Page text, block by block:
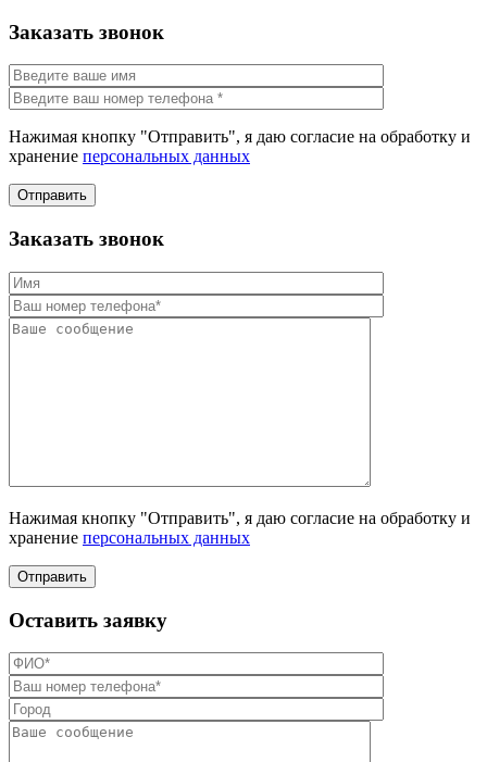
Заказать звонок
Нажимая кнопку "Отправить", я даю согласие на обработку и
хранение персональных данных
Отправить
Заказать звонок
Нажимая кнопку "Отправить", я даю согласие на обработку и
хранение персональных данных
Отправить
Оставить заявку